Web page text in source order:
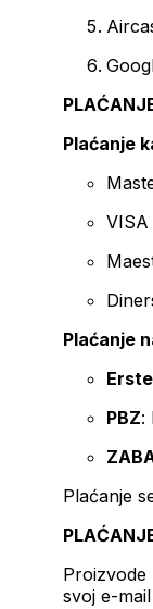
Plaćanje
VISA
Plaćanje
Erste
PBZ:
Plaćanje
Proizvode
svoj e-